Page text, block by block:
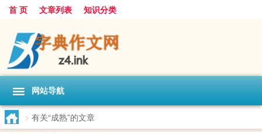
首 页 文章列表 知识分类
网站导航
> 有关“成熟”的文章